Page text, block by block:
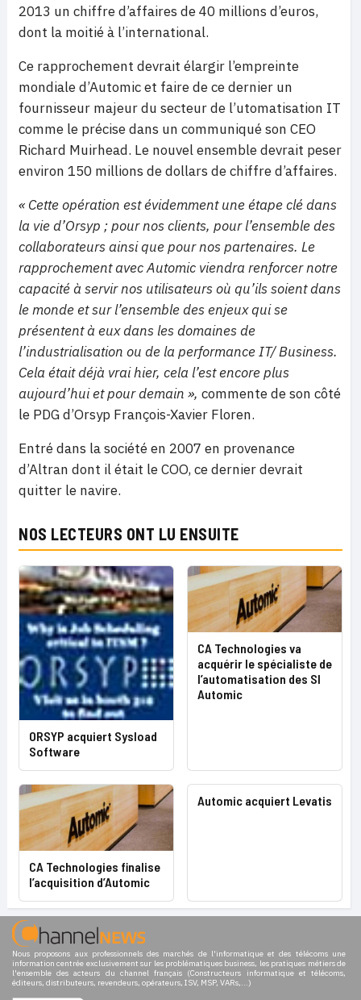
2013 un chiffre d’affaires de 40 millions d’euros,
dont la moitié à l’international.
Ce rapprochement devrait élargir l’empreinte
mondiale d’Automic et faire de ce dernier un
fournisseur majeur du secteur de l’utomatisation IT
comme le précise dans un communiqué son CEO
Richard Muirhead. Le nouvel ensemble devrait peser
environ 150 millions de dollars de chiffre d’affaires.
« Cette opération est évidemment une étape clé dans
la vie d’Orsyp ; pour nos clients, pour l’ensemble des
collaborateurs ainsi que pour nos partenaires. Le
rapprochement avec Automic viendra renforcer notre
capacité à servir nos utilisateurs où qu’ils soient dans
le monde et sur l’ensemble des enjeux qui se
présentent à eux dans les domaines de
l’industrialisation ou de la performance IT/ Business.
Cela était déjà vrai hier, cela l’est encore plus
aujourd’hui et pour demain », commente de son côté
le PDG d’Orsyp François-Xavier Floren.
Entré dans la société en 2007 en provenance
d’Altran dont il était le COO, ce dernier devrait
quitter le navire.
NOS LECTEURS ONT LU ENSUITE
ORSYP acquiert Sysload
Software
CA Technologies va
acquérir le spécialiste de
l’automatisation des SI
Automic
CA Technologies finalise
l’acquisition d’Automic
Automic acquiert Levatis
Nous proposons aux professionnels des marchés de l'informatique et des télécoms une
information centrée exclusivement sur les problématiques business, les pratiques métiers de
l'ensemble des acteurs du channel français (Constructeurs informatique et télécoms,
éditeurs, distributeurs, revendeurs, opérateurs, ISV, MSP, VARs,...)